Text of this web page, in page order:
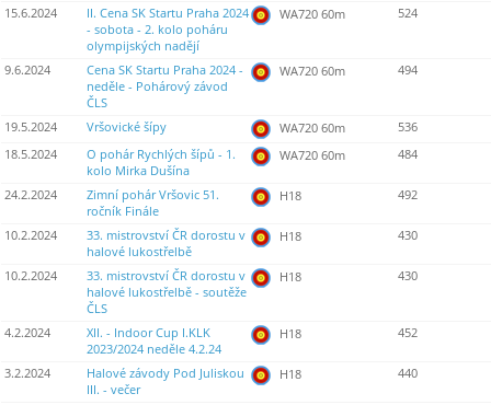
15.6.2024
II. Cena SK Startu Praha 2024
- sobota - 2. kolo poháru
olympijských nadějí
WA720 60m 524
9.6.2024
Cena SK Startu Praha 2024 -
neděle - Pohárový závod
ČLS
WA720 60m 494
19.5.2024 Vršovické šípy WA720 60m
536
18.5.2024
O pohár Rychlých šípů - 1.
kolo Mirka Dušína
WA720 60m 484
24.2.2024
Zimní pohár Vršovic 51.
ročník Finále
H18 492
10.2.2024
33. mistrovství ČR dorostu v
halové lukostřelbě
H18 430
10.2.2024
33. mistrovství ČR dorostu v
halové lukostřelbě - soutěže
ČLS
H18 430
4.2.2024
XII. - Indoor Cup I.KLK
2023/2024 neděle 4.2.24
H18 452
3.2.2024
Halové závody Pod Juliskou
III. - večer
H18 440